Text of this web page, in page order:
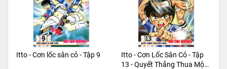
Itto - Cơn lốc sân cỏ - Tập 9
Itto - Cơn Lốc Sân Cỏ - Tập
13 - Quyết Thắng Thua Một